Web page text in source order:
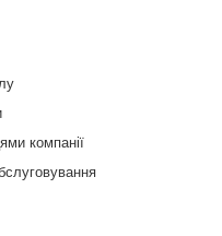
компанії